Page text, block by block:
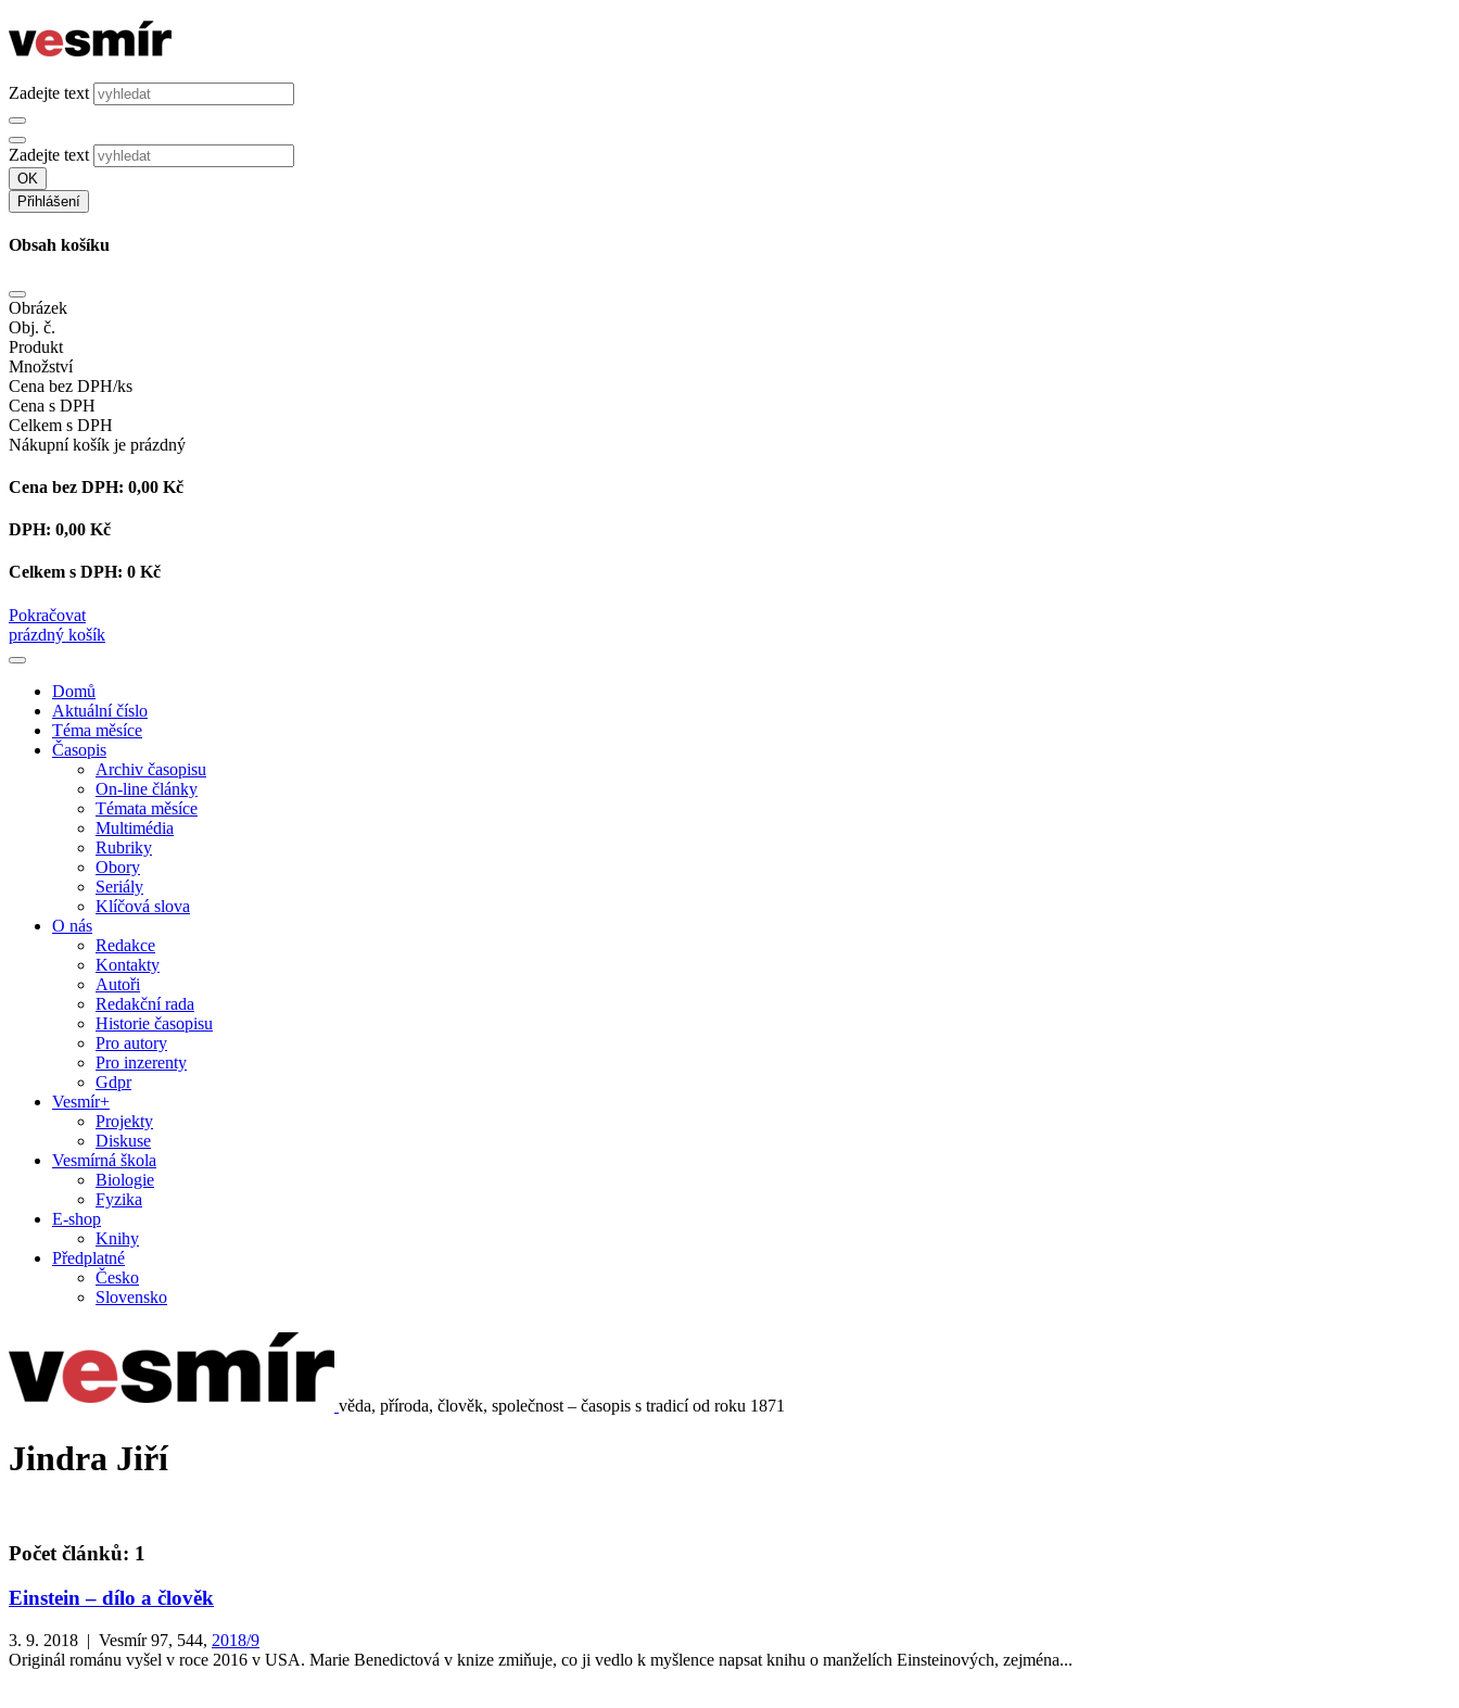
Zadejte text
Zadejte text
OK
Přihlášení
Obsah košíku
Obrázek
Obj. č.
Produkt
Množství
Cena bez DPH/ks
Cena s DPH
Celkem s DPH
Nákupní košík je prázdný
Cena bez DPH: 0,00 Kč
DPH: 0,00 Kč
Celkem s DPH: 0 Kč
Pokračovat
prázdný košík
Domů
Aktuální číslo
Téma měsíce
Časopis
Archiv časopisu
On-line články
Témata měsíce
Multimédia
Rubriky
Obory
Seriály
Klíčová slova
O nás
Redakce
Kontakty
Autoři
Redakční rada
Historie časopisu
Pro autory
Pro inzerenty
Gdpr
Vesmír+
Projekty
Diskuse
Vesmírná škola
Biologie
Fyzika
E-shop
Knihy
Předplatné
Česko
Slovensko
věda, příroda, člověk, společnost – časopis s tradicí od roku 1871
Jindra Jiří
Počet článků: 1
Einstein – dílo a člověk
3. 9. 2018 | Vesmír 97, 544, 2018/9
Originál románu vyšel v roce 2016 v USA. Marie Benedictová v knize zmiňuje, co ji vedlo k myšlence napsat knihu o manželích Einsteinových, zejména...